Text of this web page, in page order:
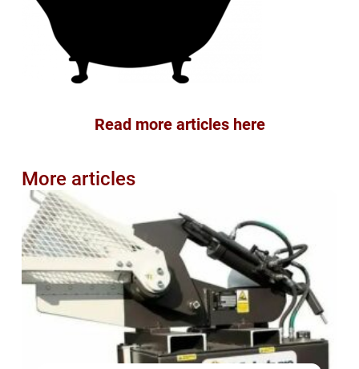
Read more articles here
More articles